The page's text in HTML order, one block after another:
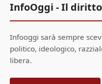
InfoOggi - Il
Infooggi sarà sempre
politico, ideologico,
libera.